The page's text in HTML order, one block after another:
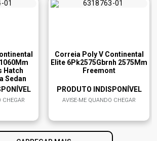
Hatch
Sedan
CHEGAR
Correia Poly V Continental
Elite 6Pk2575Gbrnh 2575Mm
Freemont
PRODUTO INDISPONÍVEL
AVISE-ME QUANDO CHEGAR